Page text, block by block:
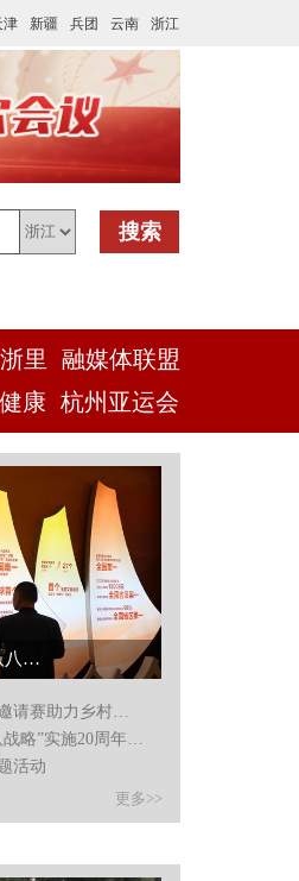
津 新疆 兵团 云南 浙江
搜索
里
融媒体联盟
康 杭州亚运会
浙江温州：美丽乡村龙舟邀请赛助力乡村振兴...
浙江温州：美丽乡村龙舟邀请赛助力乡村振兴
浙江杭州：民众纵览“八八战略”实施20周年成果
活动
更多>>